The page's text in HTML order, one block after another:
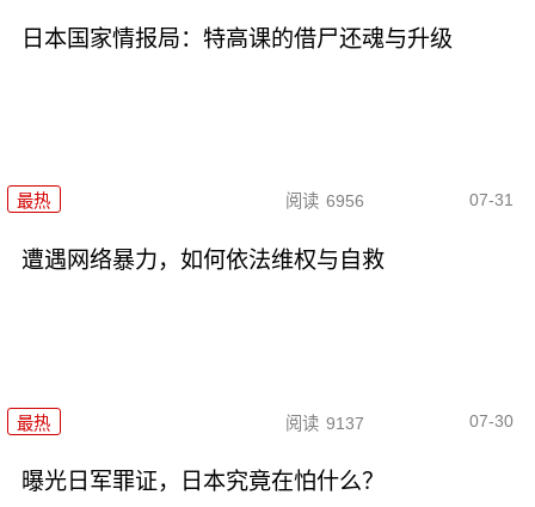
日本国家情报局：特高课的借尸还魂与升级
最热 阅读 6956 07-31
遭遇网络暴力，如何依法维权与自救
最热 阅读 9137 07-30
曝光日军罪证，日本究竟在怕什么？